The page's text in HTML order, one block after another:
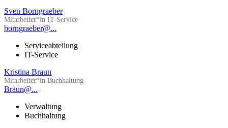
Sven Borngraeber
Mitarbeiter*in IT-Service
borngraeber@...
Serviceabteilung
IT-Service
Kristina Braun
Mitarbeiter*in Buchhaltung
Braun@...
Verwaltung
Buchhaltung